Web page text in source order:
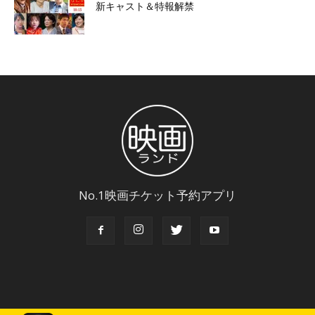
新キャスト＆特報解禁
No.1映画チケット予約アプリ